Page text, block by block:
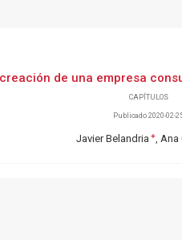
de una empresa
CAPÍTULOS
Publicado 2020-02-
Javier Belandria + Ana